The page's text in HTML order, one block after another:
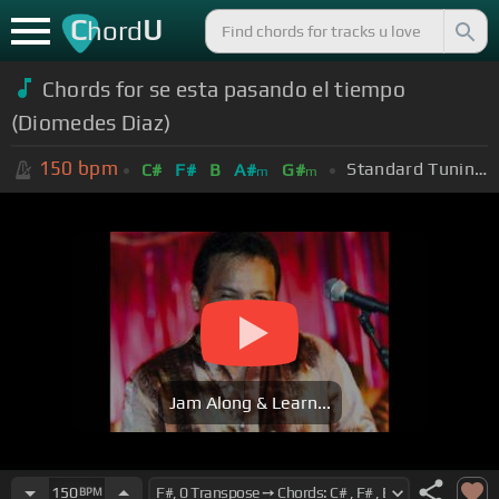
ChordU
Chords for se esta pasando el tiempo
(Diomedes Diaz)
150 bpm C# F# B A#m G#m Standard Tuning (EADGBE)
Jam Along & Learn...
150BPM